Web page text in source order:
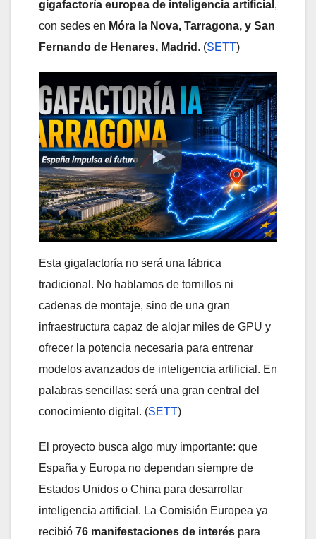
gigafactoría europea de inteligencia artificial ,
con sedes en Móra la Nova, Tarragona, y San
Fernando de Henares, Madrid . (SETT)
Esta gigafactoría no será una fábrica
tradicional. No hablamos de tornillos ni
cadenas de montaje, sino de una gran
infraestructura capaz de alojar miles de GPU y
ofrecer la potencia necesaria para entrenar
modelos avanzados de inteligencia artificial. En
palabras sencillas: será una gran central del
conocimiento digital. (SETT)
El proyecto busca algo muy importante: que
España y Europa no dependan siempre de
Estados Unidos o China para desarrollar
inteligencia artificial. La Comisión Europea ya
recibió 76 manifestaciones de interés para